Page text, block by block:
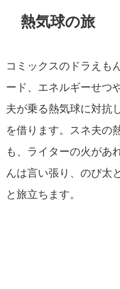
熱気球の旅
コミックスのドラえも
ード、エネルギーせつ
夫が乗る熱気球に対抗
を借ります。スネ夫の
も、ライターの火があ
んは言い張り、のび太
と旅立ちます。